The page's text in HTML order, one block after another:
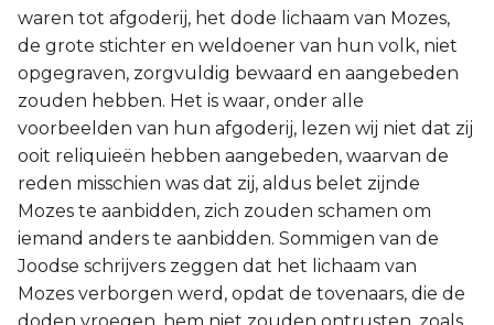
waren tot afgoderij, het dode lichaam van Mozes,
de grote stichter en weldoener van hun volk, niet
opgegraven, zorgvuldig bewaard en aangebeden
zouden hebben. Het is waar, onder alle
voorbeelden van hun afgoderij, lezen wij niet dat zij
ooit reliquieën hebben aangebeden, waarvan de
reden misschien was dat zij, aldus belet zijnde
Mozes te aanbidden, zich zouden schamen om
iemand anders te aanbidden. Sommigen van de
Joodse schrijvers zeggen dat het lichaam van
Mozes verborgen werd, opdat de tovenaars, die de